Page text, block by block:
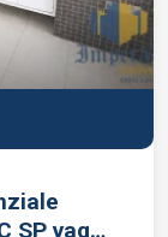
SP vaga